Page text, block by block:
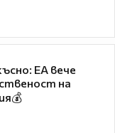
EA вече
на